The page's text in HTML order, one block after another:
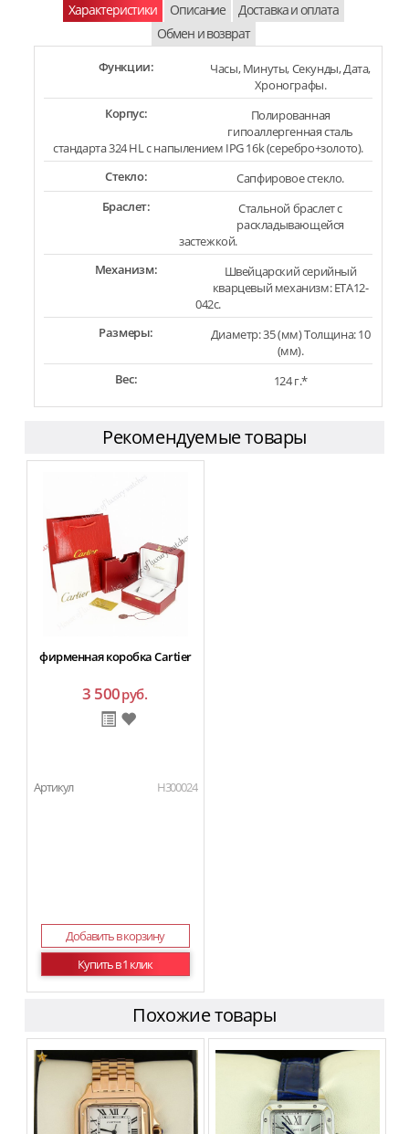
Характеристики Описание
Доставка и оплата
Обмен и возврат
Функции:
Часы, Минуты, Секунды, Дата,
Хронографы.
Корпус:
Полированная
гипоаллергенная сталь
стандарта 324 HL с напылением IPG 16k (серебро+золото).
Стекло:
Сапфировое стекло.
Браслет:
Стальной браслет с
раскладывающейся
застежкой.
Механизм:
Швейцарский серийный
кварцевый механизм: ETA12-
042c.
Размеры:
Диаметр: 35 (мм) Толщина: 10
(мм).
Вес:
124 г.*
Рекомендуемые товары
фирменная коробка Cartier
3 500руб.
Артикул H300024
Добавить в корзину
Купить в 1 клик
Похожие товары